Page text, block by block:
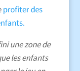
profiter des
une zone de
les enfants